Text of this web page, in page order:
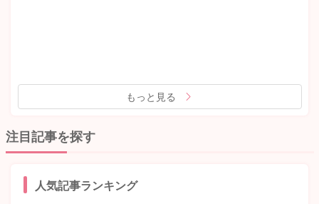
もっと見る
注目記事を探す
人気記事ランキング